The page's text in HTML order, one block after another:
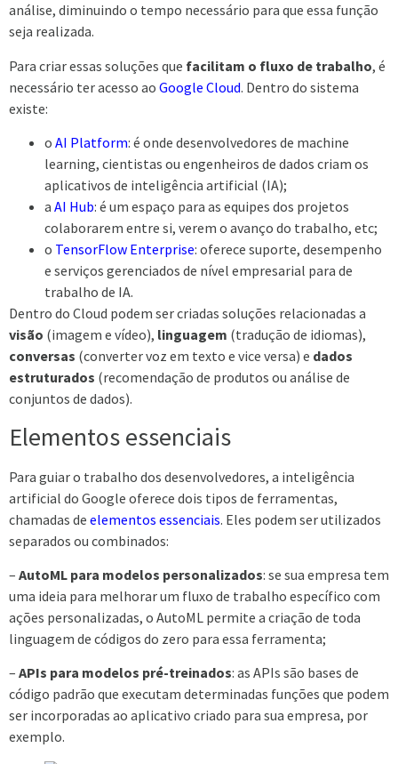
análise, diminuindo o tempo necessário para que essa função
seja realizada.
Para criar essas soluções que facilitam o fluxo de trabalho, é
necessário ter acesso ao Google Cloud. Dentro do sistema
existe:
o AI Platform: é onde desenvolvedores de machine
learning, cientistas ou engenheiros de dados criam os
aplicativos de inteligência artificial (IA);
a AI Hub: é um espaço para as equipes dos projetos
colaborarem entre si, verem o avanço do trabalho, etc;
o TensorFlow Enterprise: oferece suporte, desempenho
e serviços gerenciados de nível empresarial para de
trabalho de IA.
Dentro do Cloud podem ser criadas soluções relacionadas a
visão (imagem e vídeo), linguagem (tradução de idiomas),
conversas (converter voz em texto e vice versa) e dados
estruturados (recomendação de produtos ou análise de
conjuntos de dados).
Elementos essenciais
Para guiar o trabalho dos desenvolvedores, a inteligência
artificial do Google oferece dois tipos de ferramentas,
chamadas de elementos essenciais. Eles podem ser utilizados
separados ou combinados:
– AutoML para modelos personalizados: se sua empresa tem
uma ideia para melhorar um fluxo de trabalho específico com
ações personalizadas, o AutoML permite a criação de toda
linguagem de códigos do zero para essa ferramenta;
– APIs para modelos pré-treinados: as APIs são bases de
código padrão que executam determinadas funções que podem
ser incorporadas ao aplicativo criado para sua empresa, por
exemplo.